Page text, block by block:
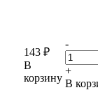
143 ₽
В
корзину
-
+
В